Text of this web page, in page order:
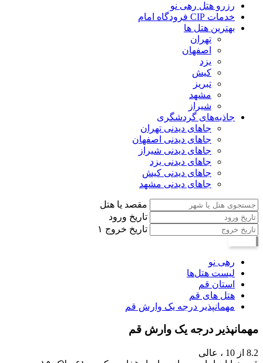
رزرو هتل رهی نو
خدمات CIP فرودگاه امام
بهترین هتل ها
تهران
اصفهان
یزد
کیش
تبریز
مشهد
شیراز
جاذبه‌های گردشگری
جاهای دیدنی تهران
جاهای دیدنی اصفهان
جاهای دیدنی شیراز
جاهای دیدنی یزد
جاهای دیدنی کیش
جاهای دیدنی مشهد
مقصد یا هتل
تاریخ ورود
تاریخ خروج ۱
رهی نو
لیست هتل‌ها
استان قم
هتل های قم
مهمانپذیر درجه یک وارش قم
مهمانپذیر درجه یک وارش قم
8.2 از 10 ،
عالی